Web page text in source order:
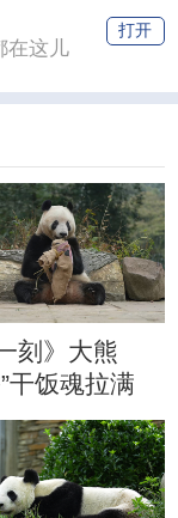
在这儿
打开
刻》大熊
干饭魂拉满